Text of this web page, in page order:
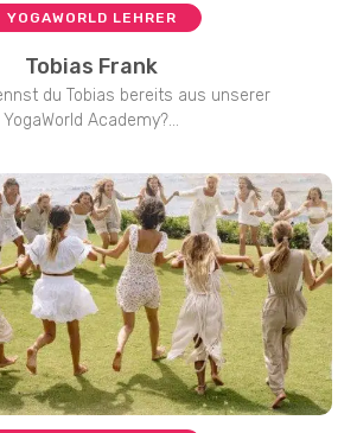
YOGAWORLD LEHRER
Tobias Frank
du Tobias bereits aus unserer
YogaWorld Academy?...